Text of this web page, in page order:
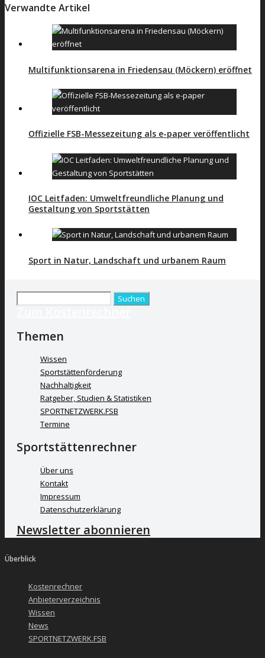
Verwandte Artikel
Multifunktionsarena in Friedensau (Möckern) eröffnet
Offizielle FSB-Messezeitung als e-paper veröffentlicht
IOC Leitfaden: Umweltfreundliche Planung und
Gestaltung von Sportstätten
Sport in Natur, Landschaft und urbanem Raum
Themen
Wissen
Sportstättenförderung
Nachhaltigkeit
Ratgeber, Studien & Statistiken
SPORTNETZWERK.FSB
Termine
Sportstättenrechner
Über uns
Kontakt
Impressum
Datenschutzerklärung
Newsletter abonnieren
Überblick
Kostenrechner
Anbieterverzeichnis
Wissen
News
SPORTNETZWERK.FSB